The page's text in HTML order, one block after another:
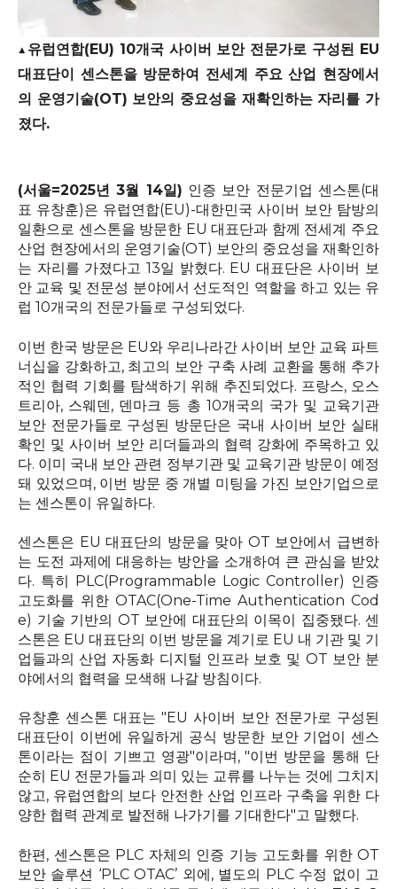
▲ 유럽연합(EU) 10개국 사이버 보안 전문가로 구성된 EU
대표단이 센스톤을 방문하여 전세계 주요 산업 현장에서
의 운영기술(OT) 보안의 중요성을 재확인하는 자리를 가
졌다.
(서울=2025년 3월 14일) 인증 보안 전문기업 센스톤(대
표 유창훈)은 유럽연합(EU)-대한민국 사이버 보안 탐방의
일환으로 센스톤을 방문한 EU대표단과 함께 전세계 주요
산업 현장에서의 운영기술(OT) 보안의 중요성을 재확인하
는 자리를 가졌다고 13일 밝혔다. EU 대표단은 사이버 보
안 교육 및 전문성 분야에서 선도적인 역할을 하고 있는 유
럽 10개국의 전문가들로 구성되었다.
이번 한국 방문은 EU와 우리나라간 사이버 보안 교육 파트
너십을 강화하고, 최고의 보안 구축 사례 교환을 통해 추가
적인 협력 기회를 탐색하기 위해 추진되었다. 프랑스, 오스
트리아, 스웨덴, 덴마크 등 총 10개국의 국가 및 교육기관
보안 전문가들로 구성된 방문단은 국내 사이버 보안 실태
확인 및 사이버 보안 리더들과의 협력 강화에 주목하고 있
다. 이미 국내 보안 관련 정부기관 및 교육기관 방문이 예정
돼 있었으며, 이번 방문 중 개별 미팅을 가진 보안기업으로
는 센스톤이 유일하다.
센스톤은 EU대표단의 방문을 맞아 OT 보안에서 급변하
는 도전 과제에 대응하는 방안을 소개하여 큰 관심을 받았
다. 특히 PLC(Programmable Logic Controller) 인증
고도화를 위한 OTAC(One-Time Authentication Cod
e) 기술 기반의 OT 보안에 대표단의 이목이 집중됐다. 센
스톤은 EU 대표단의 이번 방문을 계기로 EU 내 기관 및 기
업들과의 산업 자동화 디지털 인프라 보호 및 OT 보안 분
야에서의 협력을 모색해 나갈 방침이다.
유창훈 센스톤 대표는 "EU 사이버 보안 전문가로 구성된
대표단이 이번에 유일하게 공식 방문한 보안 기업이 센스
톤이라는 점이 기쁘고 영광"이라며 , "이번 방문을 통해 단
순히
EU 전문가들과 의미 있는 교류를 나누는 것에 그치지
않고, 유럽연합의 보다 안전한 산업 인프라 구축을 위한 다
양한 협력 관계로 발전해 나가기를 기대한다"고 말했다.
한편, 센스톤은 PLC 자체의 인증 기능 고도화를 위한OT
보안 솔루션 ‘PLC OTAC’ 외에, 별도의 PLC 수정 없이 고